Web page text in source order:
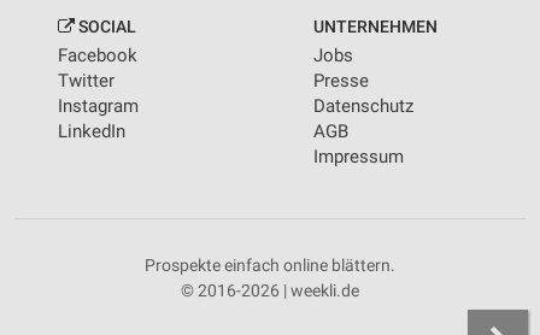
SOCIAL
Facebook
Twitter
Instagram
LinkedIn
UNTERNEHMEN
Jobs
Presse
Datenschutz
AGB
Impressum
Prospekte einfach online blättern.
© 2016-2026 | weekli.de